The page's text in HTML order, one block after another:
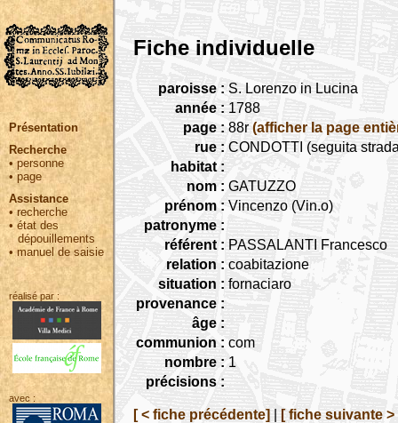
Présentation
Recherche
• personne
•page
Assistance
• recherche
•état des
dépouillements
•manuel de saisie
réalisé par :
avec :
Fiche individuelle
paroisse : S. Lorenzo in Lucina
année : 1788
page : 88r (afficher la page
rue : CONDOTTI (seguita
habitat :
nom : GATUZZO
prénom : Vincenzo (Vin.o)
patronyme :
référent : PASSALANTI Francesco
relation : coabitazione
situation : fornaciaro
provenance :
âge :
communion : com
nombre : 1
précisions :
[ < fiche précédente] [ fiche suivante >